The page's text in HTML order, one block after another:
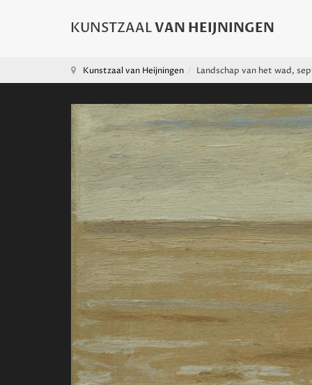
Kunstzaal van Heijningen Landschap van het wad,